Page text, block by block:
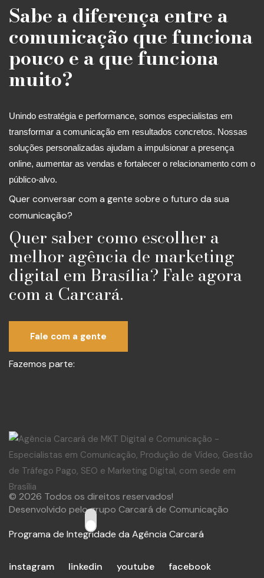
Sabe a diferença entre a
comunicação que funciona
pouco e a que funciona
muito?
Unindo estratégia e performance, somos especialistas em
transformar a comunicação em resultados concretos. Nossas
soluções personalizadas ajudam a impulsionar a presença
online, aumentar as vendas e fortalecer o relacionamento com o
público-alvo.
Quer conversar com a gente sobre o futuro da sua
comunicação?
Quer saber como escolher a
melhor agência de marketing
digital em Brasília? Fale agora
com a Carcará.
Fale com a gente
Fazemos parte:
© 2026 Todos os direitos reservados!
Desenvolvido pelo grupo Carcará de Comunicação
Programa de Integridade da Agência Carcará
instagram linkedin youtube facebook